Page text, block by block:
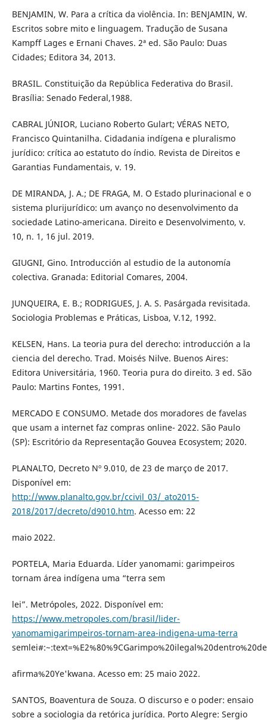
BENJAMIN, W. Para a crítica da violência. In: BENJAMIN, W.
Escritos sobre mito e linguagem. Tradução de Susana
Kampff Lages e Ernani Chaves. 2ª ed. São Paulo: Duas
Cidades; Editora 34, 2013.
BRASIL. Constituição da República Federativa do Brasil.
Brasília: Senado Federal,1988.
CABRAL JÚNIOR, Luciano Roberto Gulart; VÉRAS NETO,
Francisco Quintanilha. Cidadania indígena e pluralismo
jurídico: crítica ao estatuto do índio. Revista de Direitos e
Garantias Fundamentais, v. 19.
DE MIRANDA, J. A.; DE FRAGA, M. O Estado plurinacional e o
sistema plurijurídico: um avanço no desenvolvimento da
sociedade Latino-americana. Direito e Desenvolvimento, v.
10, n. 1, 16 jul. 2019.
GIUGNI, Gino. Introducción al estudio de la autonomía
colectiva. Granada: Editorial Comares, 2004.
JUNQUEIRA, E. B.; RODRIGUES, J. A. S. Pasárgada revisitada.
Sociologia Problemas e Práticas, Lisboa, V.12, 1992.
KELSEN, Hans. La teoria pura del derecho: introducción a la
ciencia del derecho. Trad. Moisés Nilve. Buenos Aires:
Editora Universitária, 1960. Teoria pura do direito. 3 ed. São
Paulo: Martins Fontes, 1991.
MERCADO E CONSUMO. Metade dos moradores de favelas
que usam a internet faz compras online- 2022. São Paulo
(SP): Escritório da Representação Gouvea Ecosystem; 2020.
PLANALTO, Decreto Nº 9.010, de 23 de março de 2017.
Disponível em:
http://www.planalto.gov.br/ccivil_03/_ato2015-
2018/2017/decreto/d9010.htm. Acesso em: 22
maio 2022.
PORTELA, Maria Eduarda. Líder yanomami: garimpeiros
tornam área indígena uma “terra sem
lei”. Metrópoles, 2022. Disponível em:
https://www.metropoles.com/brasil/lider-
yanomamigarimpeiros-tornam-area-indigena-uma-terra
afirma%20Ye'kwana. Acesso em: 25 maio 2022.
SANTOS, Boaventura de Souza. O discurso e o poder: ensaio
sobre a sociologia da retórica jurídica. Porto Alegre: Sergio